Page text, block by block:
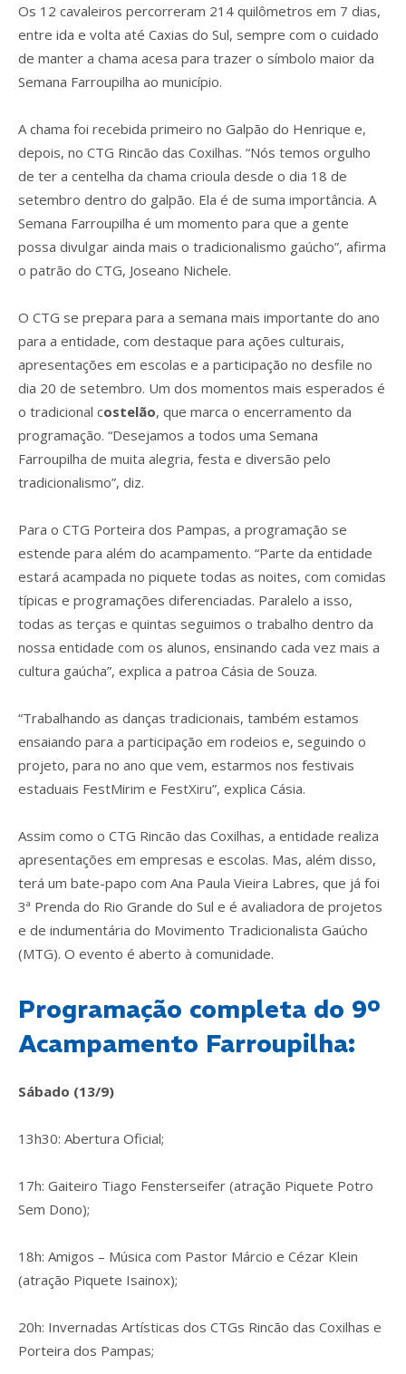
Os 12 cavaleiros percorreram 214 quilômetros em 7 dias,
entre ida e volta até Caxias do Sul, sempre com o cuidado
de manter a chama acesa para trazer o símbolo maior da
Semana Farroupilha ao município.
A chama foi recebida primeiro no Galpão do Henrique e,
depois, no CTG Rincão das Coxilhas. “Nós temos orgulho
de ter a centelha da chama crioula desde o dia 18 de
setembro dentro do galpão. Ela é de suma importância. A
Semana Farroupilha é um momento para que a gente
possa divulgar ainda mais o tradicionalismo gaúcho”, afirma
o patrão do CTG, Joseano Nichele.
O CTG se prepara para a semana mais importante do ano
para a entidade, com destaque para ações culturais,
apresentações em escolas e a participação no desfile no
dia 20 de setembro. Um dos momentos mais esperados é
o tradicional costelão, que marca o encerramento da
programação. “Desejamos a todos uma Semana
Farroupilha de muita alegria, festa e diversão pelo
tradicionalismo”, diz.
Para o CTG Porteira dos Pampas, a programação se
estende para além do acampamento. “Parte da entidade
estará acampada no piquete todas as noites, com comidas
típicas e programações diferenciadas. Paralelo a isso,
todas as terças e quintas seguimos o trabalho dentro da
nossa entidade com os alunos, ensinando cada vez mais a
cultura gaúcha”, explica a patroa Cásia de Souza.
“Trabalhando as danças tradicionais, também estamos
ensaiando para a participação em rodeios e, seguindo o
projeto, para no ano que vem, estarmos nos festivais
estaduais FestMirim e FestXiru”, explica Cásia.
Assim como o CTG Rincão das Coxilhas, a entidade realiza
apresentações em empresas e escolas. Mas, além disso,
terá um bate-papo com Ana Paula Vieira Labres, que já foi
3ª Prenda do Rio Grande do Sul e é avaliadora de projetos
e de indumentária do Movimento Tradicionalista Gaúcho
(MTG). O evento é aberto à comunidade.
Programação completa do 9º
Acampamento Farroupilha:
Sábado (13/9)
13h30: Abertura Oficial;
17h: Gaiteiro Tiago Fensterseifer (atração Piquete Potro
Sem Dono);
18h: Amigos – Música com Pastor Márcio e Cézar Klein
(atração Piquete Isainox);
20h: Invernadas Artísticas dos CTGs Rincão das Coxilhas e
Porteira dos Pampas;